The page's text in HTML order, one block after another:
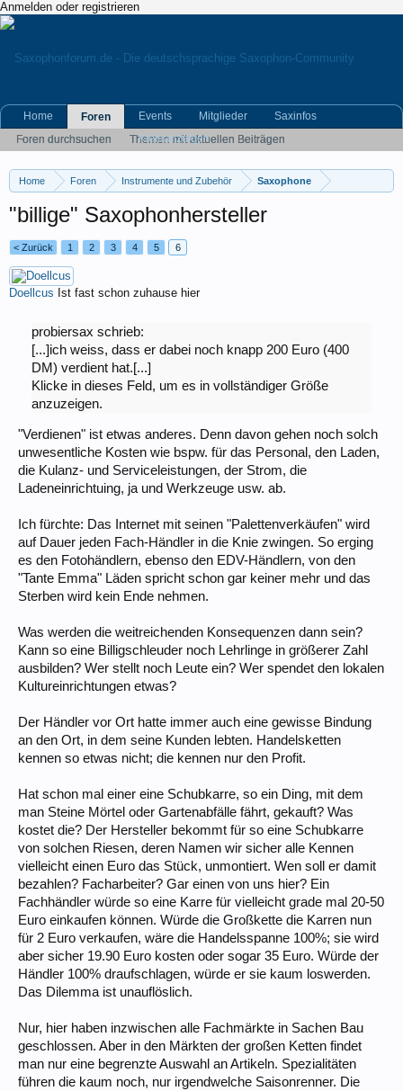
Anmelden oder registrieren
Home Foren Instrumente und Zubehör Saxophone
"billige" Saxophonhersteller
< Zurück 1 2 3 4 5 6
Doellcus Ist fast schon zuhause hier
probiersax schrieb:
[...]ich weiss, dass er dabei noch knapp 200 Euro (400
DM) verdient hat.[...]
Klicke in dieses Feld, um es in vollständiger Größe
anzuzeigen.
"Verdienen" ist etwas anderes. Denn davon gehen noch solch
unwesentliche Kosten wie bspw. für das Personal, den Laden,
die Kulanz- und Serviceleistungen, der Strom, die
Ladeneinrichtuing, ja und Werkzeuge usw. ab.
Ich fürchte: Das Internet mit seinen "Palettenverkäufen" wird
auf Dauer jeden Fach-Händler in die Knie zwingen. So erging
es den Fotohändlern, ebenso den EDV-Händlern, von den
"Tante Emma" Läden spricht schon gar keiner mehr und das
Sterben wird kein Ende nehmen.
Was werden die weitreichenden Konsequenzen dann sein?
Kann so eine Billigschleuder noch Lehrlinge in größerer Zahl
ausbilden? Wer stellt noch Leute ein? Wer spendet den lokalen
Kultureinrichtungen etwas?
Der Händler vor Ort hatte immer auch eine gewisse Bindung
an den Ort, in dem seine Kunden lebten. Handelsketten
kennen so etwas nicht; die kennen nur den Profit.
Hat schon mal einer eine Schubkarre, so ein Ding, mit dem
man Steine Mörtel oder Gartenabfälle fährt, gekauft? Was
kostet die? Der Hersteller bekommt für so eine Schubkarre
von solchen Riesen, deren Namen wir sicher alle Kennen
vielleicht einen Euro das Stück, unmontiert. Wen soll er damit
bezahlen? Facharbeiter? Gar einen von uns hier? Ein
Fachhändler würde so eine Karre für vielleicht grade mal 20-50
Euro einkaufen können. Würde die Großkette die Karren nun
für 2 Euro verkaufen, wäre die Handelsspanne 100%; sie wird
aber sicher 19.90 Euro kosten oder sogar 35 Euro. Würde der
Händler 100% draufschlagen, würde er sie kaum loswerden.
Das Dilemma ist unauflöslich.
Nur, hier haben inzwischen alle Fachmärkte in Sachen Bau
geschlossen. Aber in den Märkten der großen Ketten findet
man nur eine begrenzte Auswahl an Artikeln. Spezialitäten
führen die kaum noch, nur irgendwelche Saisonrenner. Die
Home
Foren
Foren durchsuchen
Themen mit aktuellen Beiträgen
Events Mitglieder
Saxinfos
Kleinanzeigen